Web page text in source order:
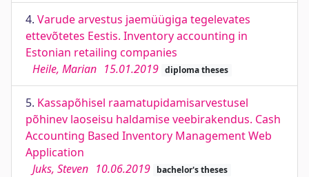
4. Varude arvestus jaemüügiga tegelevates
ettevõtetes Eestis. Inventory accounting in
Estonian retailing companies
Heile, Marian 15.01.2019 diploma theses
5. Kassapõhisel raamatupidamisarvestusel
põhinev laoseisu haldamise veebirakendus. Cash
Accounting Based Inventory Management Web
Application
Juks, Steven 10.06.2019 bachelor's theses